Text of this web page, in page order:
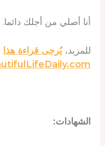
أنا أصلي من أجلك دائما.
للمزيد،يُرجى قراءة هذا
الشهادات: